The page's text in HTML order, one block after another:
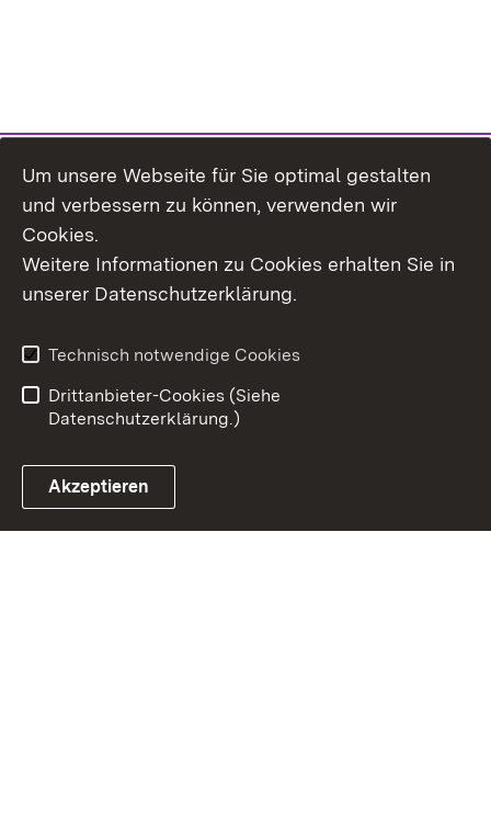
Erklärung zur
Benutzungshinweise
Um unsere Webseite für Sie optimal gestalten
und verbessern zu können, verwenden wir
Cookies.
Weitere Informationen zu Cookies erhalten Sie in
unserer Datenschutzerklärung.
Technisch notwendige Cookies
Drittanbieter-Cookies (Siehe
Datenschutzerklärung.)
Akzeptieren